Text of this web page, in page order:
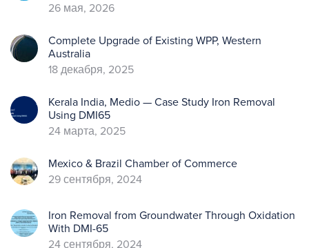
26 мая, 2026
Complete Upgrade of Existing WPP, Western
Australia
18 декабря, 2025
Kerala India, Medio — Case Study Iron Removal
Using DMI65
24 марта, 2025
Mexico & Brazil Chamber of Commerce
29 сентября, 2024
Iron Removal from Groundwater Through Oxidation
With DMI-65
24 сентября, 2024